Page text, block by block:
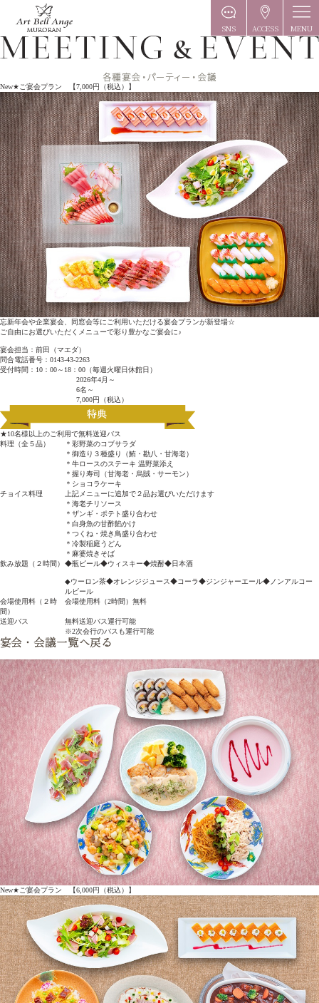
SNS ACCESS MENU
New★ご宴会プラン 【7,000円（税込）】
忘新年会や企業宴会、同窓会等にご利用いただける宴会プランが新登場☆
ご自由にお選びいただくメニューで彩り豊かなご宴会に♪
宴会担当：前田（マエダ）
問合電話番号：0143-43-2263
受付時間：10：00～18：00（毎週火曜日休館日）
2026年4月～
6名～
7,000円（税込）
★10名様以上のご利用で無料送迎バス
料理（全５品）
＊彩野菜のコブサラダ
＊御造り３種盛り（鮪・勘八・甘海老）
＊牛ロースのステーキ 温野菜添え
＊握り寿司（甘海老・烏賊・サーモン）
＊ショコラケーキ
チョイス料理
上記メニューに追加で２品お選びいただけます
＊海老チリソース
＊ザンギ・ポテト盛り合わせ
＊白身魚の甘酢餡かけ
＊つくね・焼き鳥盛り合わせ
＊冷製稲庭うどん
＊麻婆焼きそば
飲み放題（２時間） ◆瓶ビール◆ウィスキー◆焼酎◆日本酒
◆ウーロン茶◆オレンジジュース◆コーラ◆ジンジャーエール◆ノンアルコー
ルビール
会場使用料（２時
間）
会場使用料（2時間）無料
送迎バス
無料送迎バス運行可能
※2次会行のバスも運行可能
New★ご宴会プラン 【6,000円（税込）】